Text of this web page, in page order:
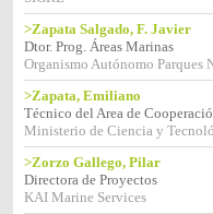
>Zapata Salgado, F. Javier
Dtor. Prog. Áreas Marinas
Organismo Autónomo Parques
>Zapata, Emiliano
Técnico del Area de
Ministerio de Ciencia y
>Zorzo Gallego, Pilar
Directora de Proyectos
KAI Marine Services